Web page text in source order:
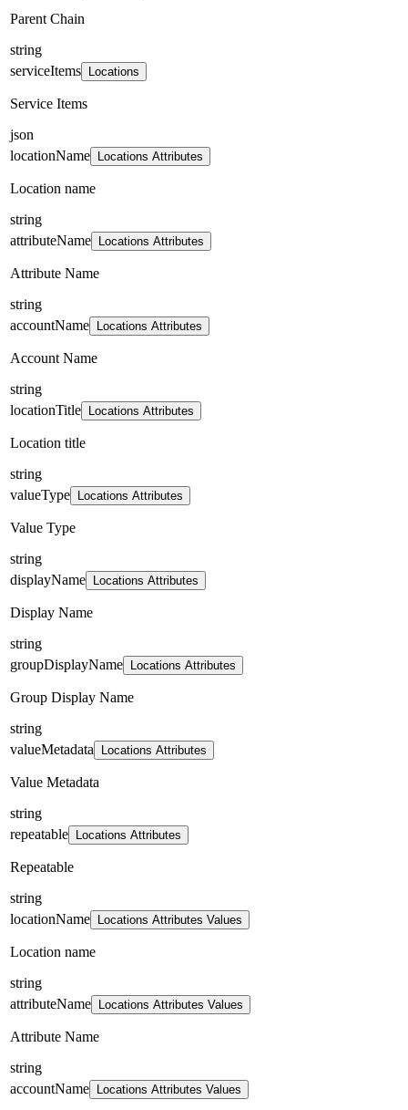
Parent Chain
string
serviceItems
Locations
Service Items
json
locationName
Locations Attributes
Location name
string
attributeName
Locations Attributes
Attribute Name
string
accountName
Locations Attributes
Account Name
string
locationTitle
Locations Attributes
Location title
string
valueType
Locations Attributes
Value Type
string
displayName
Locations Attributes
Display Name
string
groupDisplayName
Locations Attributes
Group Display Name
string
valueMetadata
Locations Attributes
Value Metadata
string
repeatable
Locations Attributes
Repeatable
string
locationName
Locations Attributes Values
Location name
string
attributeName
Locations Attributes Values
Attribute Name
string
accountName
Locations Attributes Values